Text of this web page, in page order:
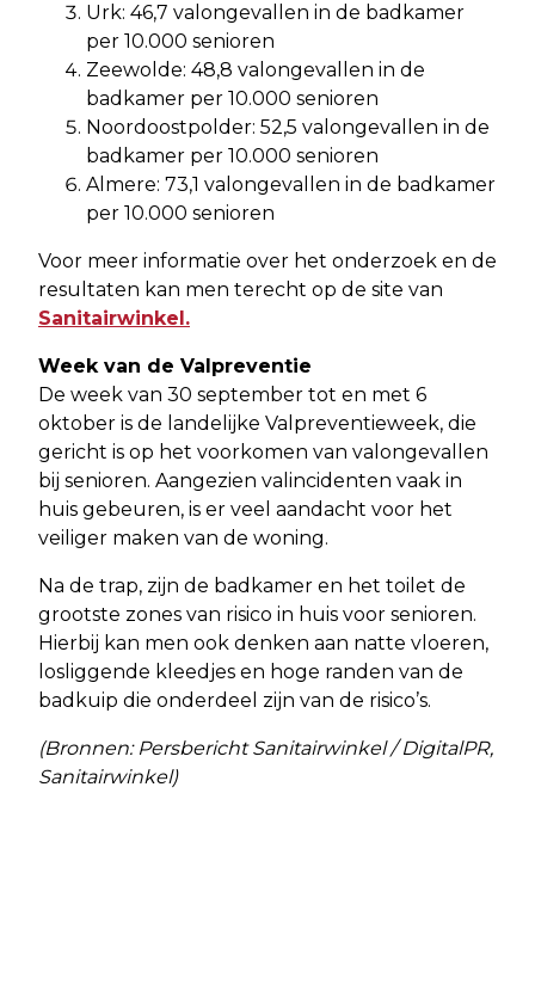
Urk: 46,7 valongevallen in de badkamer
per 10.000 senioren
Zeewolde: 48,8 valongevallen in de
badkamer per 10.000 senioren
Noordoostpolder: 52,5 valongevallen in de
badkamer per 10.000 senioren
Almere: 73,1 valongevallen in de badkamer
per 10.000 senioren
Voor meer informatie over het onderzoek en de
resultaten kan men terecht op de site van
Sanitairwinkel.
Week van de Valpreventie
De week van 30 september tot en met 6
oktober is de landelijke Valpreventieweek, die
gericht is op het voorkomen van valongevallen
bij senioren. Aangezien valincidenten vaak in
huis gebeuren, is er veel aandacht voor het
veiliger maken van de woning.
Na de trap, zijn de badkamer en het toilet de
grootste zones van risico in huis voor senioren.
Hierbij kan men ook denken aan natte vloeren,
losliggende kleedjes en hoge randen van de
badkuip die onderdeel zijn van de risico’s.
(Bronnen: Persbericht Sanitairwinkel / DigitalPR,
Sanitairwinkel)